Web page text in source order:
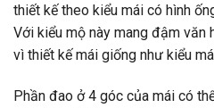
thiết kế theo kiểu mái có hình
Với kiểu mộ này mang đậm
vì thiết kế mái giống như kiểu
Phần đao ở 4 góc của mái có